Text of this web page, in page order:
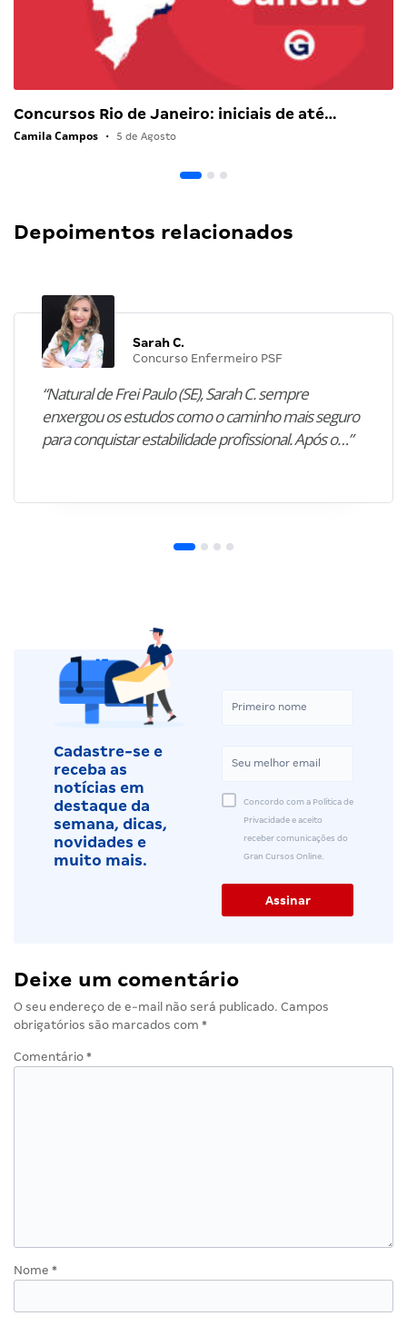
Concursos Rio de Janeiro: iniciais de até…
Camila Campos • 5 de Agosto
Depoimentos relacionados
Sarah C.
Concurso Enfermeiro PSF
“Natural de Frei Paulo (SE), Sarah C. sempre
enxergou os estudos como o caminho mais seguro
para conquistar estabilidade profissional. Após o…”
Cadastre-se e
receba as
notícias em
destaque da
semana, dicas,
novidades e
muito mais.
Concordo com a Política de
Privacidade e aceito
receber comunicações do
Gran Cursos Online.
Deixe um comentário
O seu endereço de e-mail não será publicado. Campos
obrigatórios são marcados com *
Comentário *
Nome *